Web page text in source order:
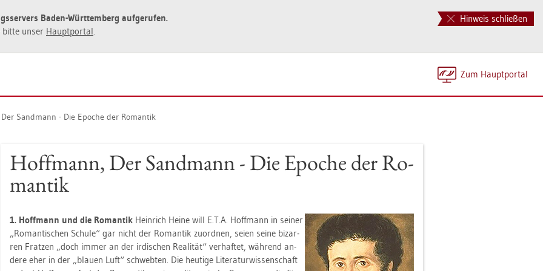
Hinweis schließen
Baden-Würt­tem­berg auf­ge­ru­fen.
bitte unser Haupt­por­tal.
Zum Haupt­por­tal
Sand­mann - Die Epo­che der Ro­man­tik
Hoff­mann, Der Sand­mann - Die Epo­che der Ro­
man­tik
1. Hoff­mann und die Ro­man­tik Hein­rich Heine will E.T.A. Hoff­mann in sei­ner
„Ro­man­ti­schen Schu­le“ gar nicht der Ro­man­tik zu­ord­nen, seien seine bi­zar­
ren Frat­zen „doch immer an der ir­di­schen Rea­li­tät“ ver­haf­tet, wäh­rend an­
de­re eher in der „blau­en Luft“ schweb­ten. Die heu­ti­ge Li­te­ra­tur­wis­sen­schaft